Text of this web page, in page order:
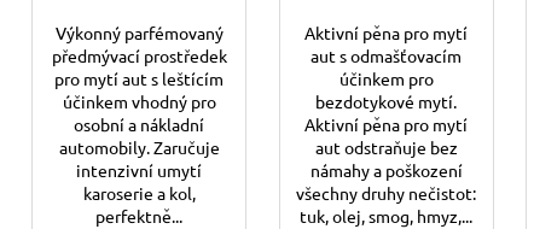
Výkonný parfémovaný
předmývací prostředek
pro mytí aut s leštícím
účinkem vhodný pro
osobní a nákladní
automobily. Zaručuje
intenzivní umytí
karoserie a kol,
perfektně...
Aktivní pěna pro mytí
aut s odmašťovacím
účinkem pro
bezdotykové mytí.
Aktivní pěna pro mytí
aut odstraňuje bez
námahy a poškození
všechny druhy nečistot:
tuk, olej, smog, hmyz,...